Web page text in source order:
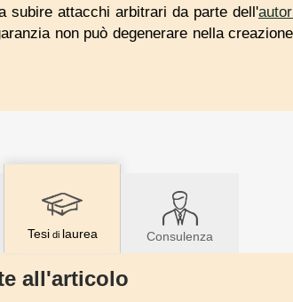
subire attacchi arbitrari da parte dell'
non può degenerare nella
Tesidi laurea Consulenza
all'articolo